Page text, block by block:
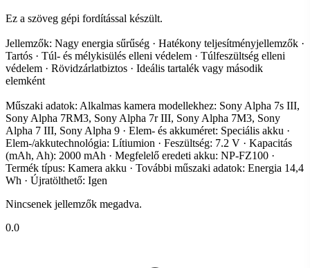
Ez a szöveg gépi fordítással készült.
Jellemzők: Nagy energia sűrűség · Hatékony teljesítményjellemzők ·
Tartós · Túl- és mélykisülés elleni védelem · Túlfeszültség elleni
védelem · Rövidzárlatbiztos · Ideális tartalék vagy második
elemként
Műszaki adatok: Alkalmas kamera modellekhez: Sony Alpha 7s III,
Sony Alpha 7RM3, Sony Alpha 7r III, Sony Alpha 7M3, Sony
Alpha 7 III, Sony Alpha 9 · Elem- és akkuméret: Speciális akku ·
Elem-/akkutechnológia: Lítiumion · Feszültség: 7.2 V · Kapacitás
(mAh, Ah): 2000 mAh · Megfelelő eredeti akku: NP-FZ100 ·
Termék típus: Kamera akku · További műszaki adatok: Energia 14,4
Wh · Újratölthető: Igen
Nincsenek jellemzők megadva.
0.0